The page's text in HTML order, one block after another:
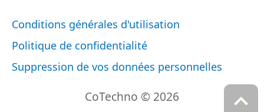
Conditions générales d'utilisation
Politique de confidentialité
Suppression de vos données personnelles
CoTechno © 2026